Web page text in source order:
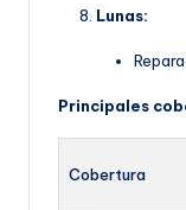
Lunas:
Principales
Cobertura